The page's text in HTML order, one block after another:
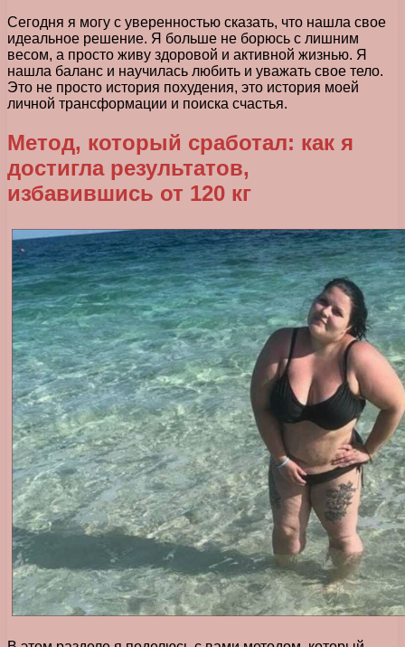
Сегодня я могу с уверенностью сказать, что нашла свое
идеальное решение. Я больше не борюсь с лишним
весом, а просто живу здоровой и активной жизнью. Я
нашла баланс и научилась любить и уважать свое тело.
Это не просто история похудения, это история моей
личной трансформации и поиска счастья.
Метод, который сработал: как я
достигла результатов,
избавившись от 120 кг